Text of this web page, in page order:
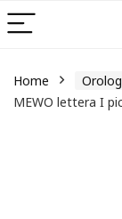
Home
MEWO lettera I